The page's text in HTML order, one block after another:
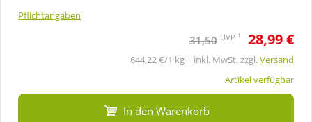
Pflichtangaben
31,50 UVP 1 28,99 €
644,22 €/1 kg | inkl. MwSt. zzgl.Versand
Artikel verfügbar
In den Warenkorb